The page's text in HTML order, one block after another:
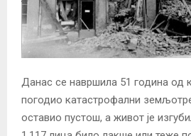
Данас се навршила 51 година од
погодио катастрофални
оставио пустош, а живот је